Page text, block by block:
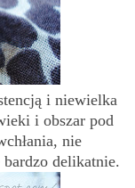
i niewielka
i obszar pod
nie
delikatnie.